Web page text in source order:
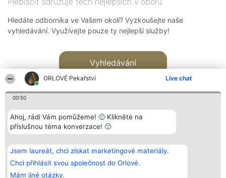
ORLOVÉ Pekařství Live chat
00:50
Ahoj, rádi Vám pomůžeme! 🙂 Klikněte na
příslušnou téma konverzace! 🙂
Jsem laureát, chci získat marketingové materiály.
Chci přihlásit svou společnost do Orlové.
Mám jiné otázky.
Hledáte odborníka ve Vašem okolí? Vyzkoušejte naše
vyhledávání. Využívejte pouze ty nejlepší služby!
Vyhledávání
Bright Side Solutions sp. z o.
o. sp. k.
ul. Ruska 22
Wrocław 50-079
KRS 0000749100 | Regon
Vítězové
Seznam všech
laureátů
Zásady
Kontakt